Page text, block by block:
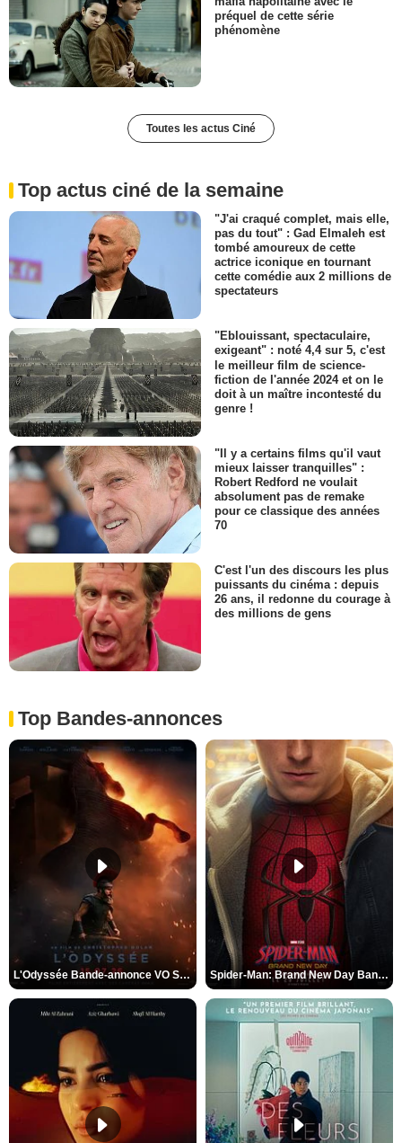
préquel de cette série
phénomène
Toutes les actus Ciné
Top actus ciné de la semaine
"J'ai craqué complet, mais elle,
pas du tout" : Gad Elmaleh est
tombé amoureux de cette
actrice iconique en tournant
cette comédie aux 2 millions de
spectateurs
"Eblouissant, spectaculaire,
exigeant" : noté 4,4 sur 5, c'est
le meilleur film de science-
fiction de l'année 2024 et on le
doit à un maître incontesté du
genre !
"Il y a certains films qu'il vaut
mieux laisser tranquilles" :
Robert Redford ne voulait
absolument pas de remake
pour ce classique des années
70
C'est l'un des discours les plus
puissants du cinéma : depuis
26 ans, il redonne du courage à
des millions de gens
Top Bandes-annonces
L'Odyssée Bande-annonce VO STFR Spider-Man: Brand New Day Bande-annonce VO STFR